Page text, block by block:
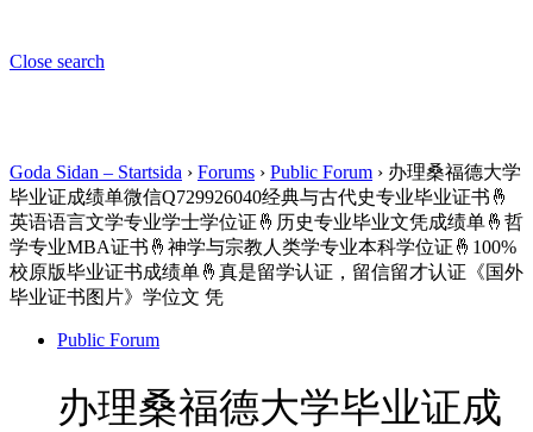
Close search
Goda Sidan – Startsida › Forums › Public Forum › 办理桑福德大学
毕业证成绩单微信Q729926040经典与古代史专业毕业证书🤞
英语语言文学专业学士学位证🤞历史专业毕业文凭成绩单🤞哲
学专业MBA证书🤞神学与宗教人类学专业本科学位证🤞100%
校原版毕业证书成绩单🤞真是留学认证，留信留才认证《国外
毕业证书图片》学位文 凭
Public Forum
办理桑福德大学毕业证成